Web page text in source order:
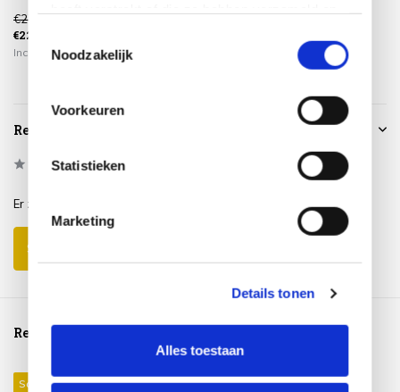
Noodzakelijk
Voorkeuren
Statistieken
Marketing
Details tonen
Alles toestaan
€275,00
€229,00
Incl. btw
€399,00 €549,00
Incl. btw
Reviews
0/5 Based on 0 reviews
Er zijn nog geen reviews geschreven over dit product..
Schrijf je eigen review
Reeds bekeken
Sale 15%